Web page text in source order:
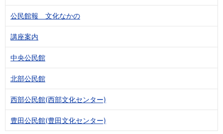
公民館報 文化なかの
講座案内
中央公民館
北部公民館
西部公民館(西部文化センター)
豊田公民館(豊田文化センター)